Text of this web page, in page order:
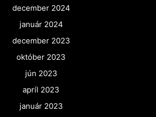
december 2024
január 2024
december 2023
október 2023
jún 2023
apríl 2023
január 2023